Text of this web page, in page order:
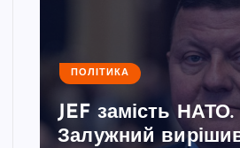
ПОЛІТИКА
JEF замість
Залужний